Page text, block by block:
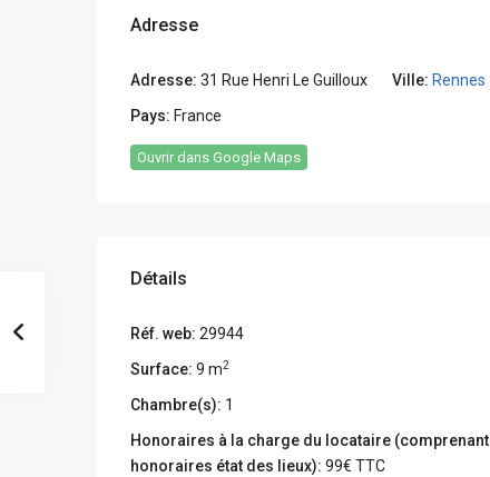
Adresse
Adresse: 31 Rue Henri Le Guilloux Ville: Rennes
Pays: France
Ouvrir dans Google Maps
Détails
Réf. web: 29944
Surface: 9 m2
Chambre(s): 1
Honoraires à la charge du locataire (comprenant
honoraires état des lieux): 99€ TTC